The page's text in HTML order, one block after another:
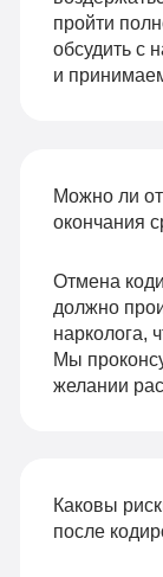
пройти
обсудить с
и
Можно ли
окончания
Отмена
должно
нарколога,
Мы
желании
Каковы
после